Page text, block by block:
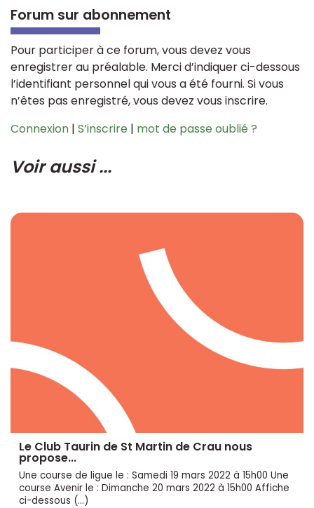
Forum sur abonnement
Pour participer à ce forum, vous devez vous
enregistrer au préalable. Merci d’indiquer ci-dessous
l’identifiant personnel qui vous a été fourni. Si vous
n’êtes pas enregistré, vous devez vous inscrire.
Connexion | S’inscrire | mot de passe oublié ?
Voir aussi ...
Le Club Taurin de St Martin de Crau nous
propose...
Une course de ligue le : Samedi 19 mars 2022 à 15h00 Une
course Avenir le : Dimanche 20 mars 2022 à 15h00 Affiche
ci-dessous (...)